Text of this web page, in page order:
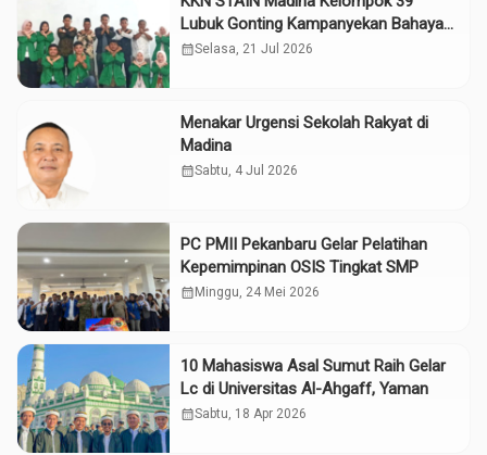
Lubuk Gonting Kampanyekan Bahaya
Narkoba, Judi Online
calendar_monthSelasa, 21 Jul 2026
Menakar Urgensi Sekolah Rakyat di
Madina
calendar_monthSabtu, 4 Jul 2026
PC PMII Pekanbaru Gelar Pelatihan
Kepemimpinan OSIS Tingkat SMP
calendar_month Minggu, 24 Mei 2026
10 Mahasiswa Asal Sumut Raih Gelar
Lc di Universitas Al-Ahgaff, Yaman
calendar_monthSabtu, 18 Apr 2026